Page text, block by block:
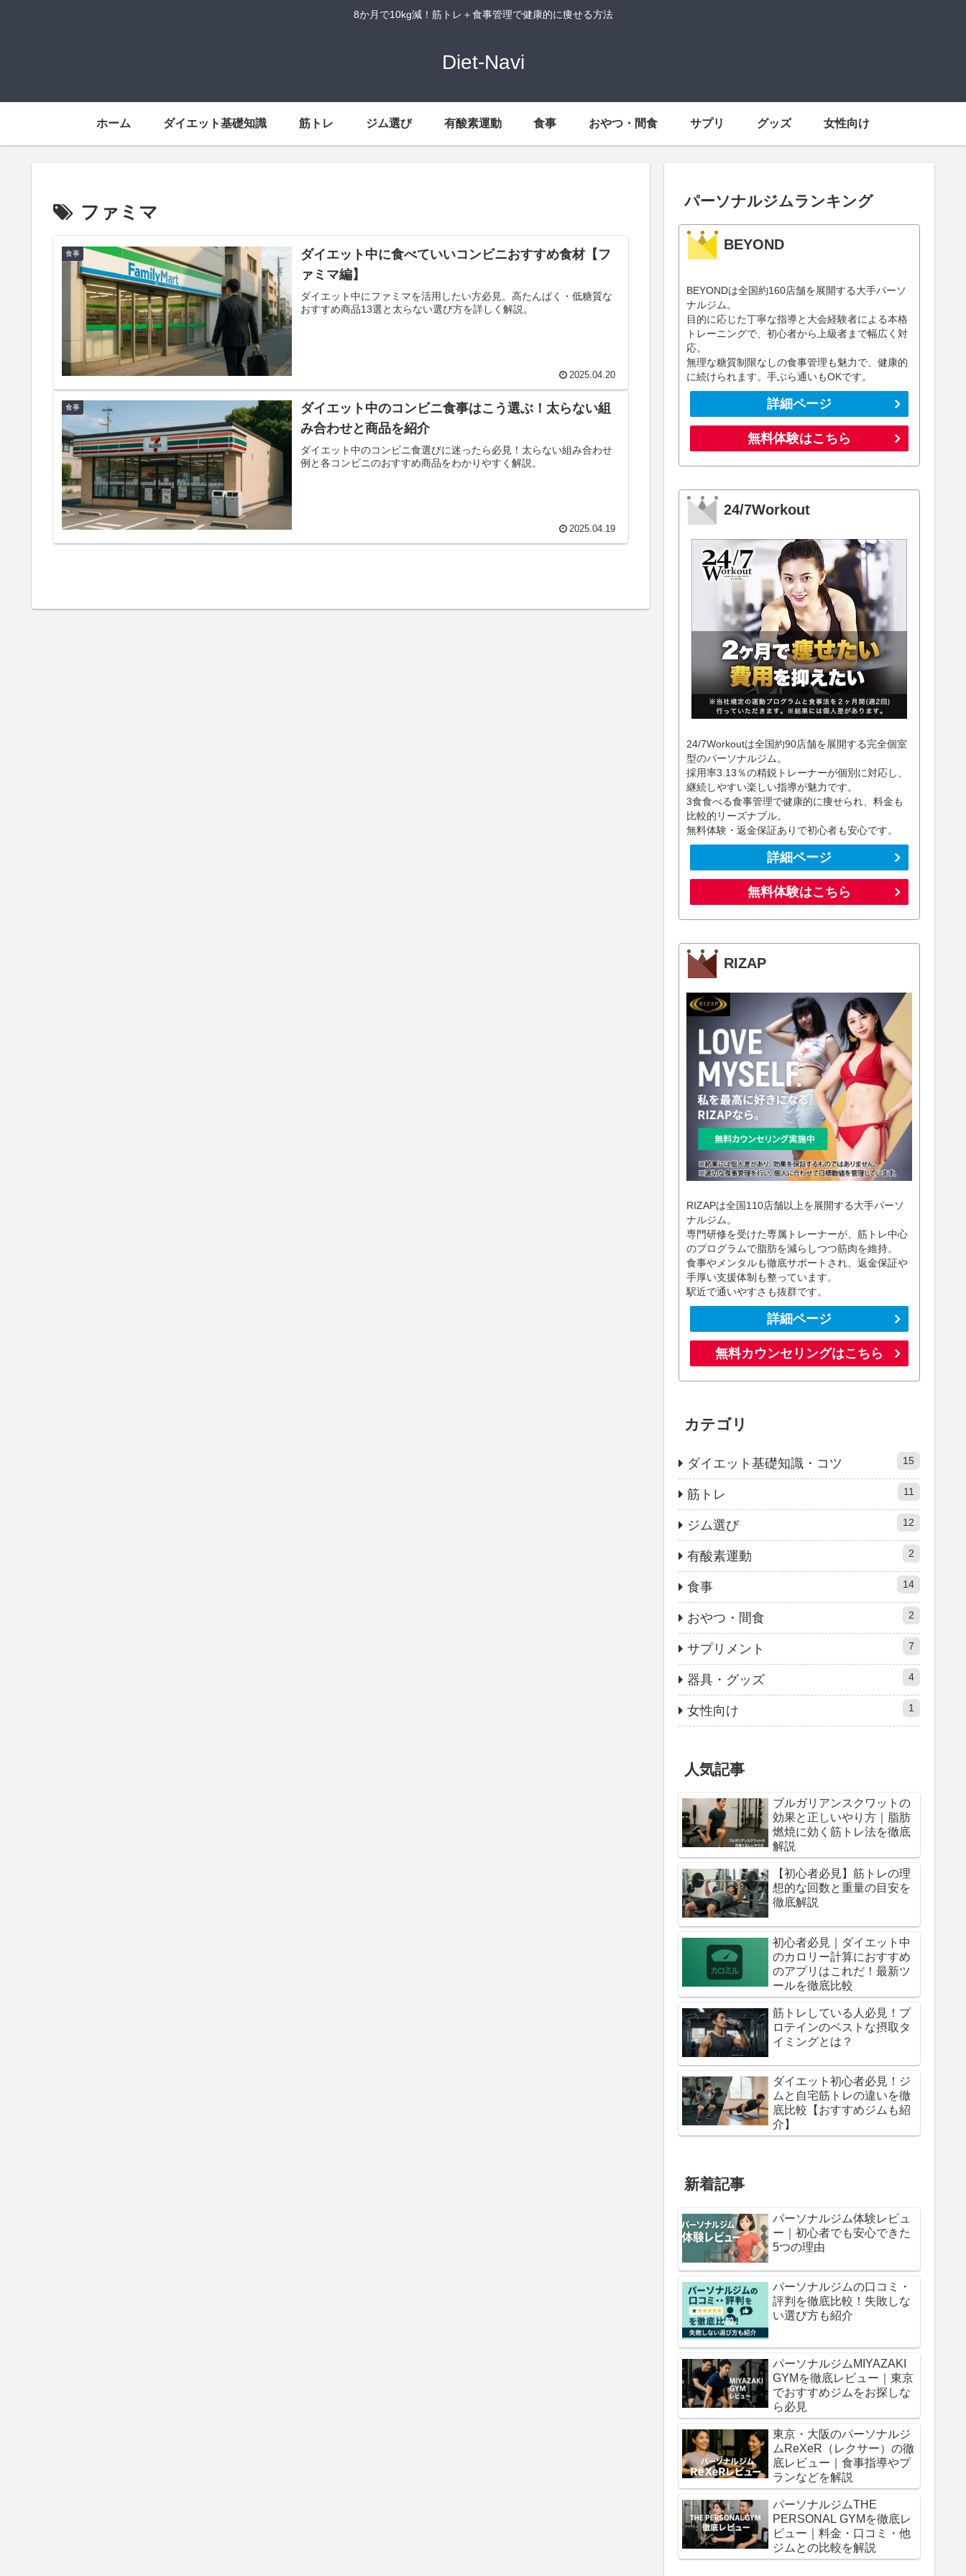
8か月で10kg減！筋トレ＋食事管理で健康的に痩せる方法
Diet-Navi
ホーム ダイエット基礎知識 筋トレ ジム選び 有酸素運動 食事 おやつ・間食 サプリ グッズ 女性向け
ファミマ
食事
ダイエット中に食べていいコンビニおすすめ食材【フ
ァミマ編】
ダイエット中にファミマを活用したい方必見。高たんぱく・低糖質な
おすすめ商品13選と太らない選び方を詳しく解説。
2025.04.20
食事
ダイエット中のコンビニ食事はこう選ぶ！太らない組
み合わせと商品を紹介
ダイエット中のコンビニ食選びに迷ったら必見！太らない組み合わせ
例と各コンビニのおすすめ商品をわかりやすく解説。
2025.04.19
パーソナルジムランキング
BEYOND
BEYONDは全国約160店舗を展開する大手パーソ
ナルジム。
目的に応じた丁寧な指導と大会経験者による本格
トレーニングで、初心者から上級者まで幅広く対
応。
無理な糖質制限なしの食事管理も魅力で、健康的
に続けられます。手ぶら通いもOKです。
詳細ページ
無料体験はこちら
24/7Workout
24/7Workoutは全国約90店舗を展開する完全個室
型のパーソナルジム。
採用率3.13％の精鋭トレーナーが個別に対応し、
継続しやすい楽しい指導が魅力です。
3食食べる食事管理で健康的に痩せられ、料金も
比較的リーズナブル。
無料体験・返金保証ありで初心者も安心です。
詳細ページ
無料体験はこちら
RIZAP
RIZAPは全国110店舗以上を展開する大手パーソ
ナルジム。
専門研修を受けた専属トレーナーが、筋トレ中心
のプログラムで脂肪を減らしつつ筋肉を維持。
食事やメンタルも徹底サポートされ、返金保証や
手厚い支援体制も整っています。
駅近で通いやすさも抜群です。
詳細ページ
無料カウンセリングはこちら
カテゴリ
ダイエット基礎知識・コツ 15
筋トレ 11
ジム選び 12
有酸素運動 2
食事 14
おやつ・間食 2
サプリメント 7
器具・グッズ 4
女性向け 1
人気記事
ブルガリアンスクワットの
効果と正しいやり方｜脂肪
燃焼に効く筋トレ法を徹底
解説
【初心者必見】筋トレの理
想的な回数と重量の目安を
徹底解説
初心者必見｜ダイエット中
のカロリー計算におすすめ
のアプリはこれだ！最新ツ
ールを徹底比較
筋トレしている人必見！プ
ロテインのベストな摂取タ
イミングとは？
ダイエット初心者必見！ジ
ムと自宅筋トレの違いを徹
底比較【おすすめジムも紹
介】
新着記事
パーソナルジム体験レビュ
ー｜初心者でも安心できた
5つの理由
パーソナルジムの口コミ・
評判を徹底比較！失敗しな
い選び方も紹介
パーソナルジムMIYAZAKI
GYMを徹底レビュー｜東京
でおすすめジムをお探しな
ら必見
東京・大阪のパーソナルジ
ムReXeR（レクサー）の徹
底レビュー｜食事指導やプ
ランなどを解説
パーソナルジムTHE
PERSONAL GYMを徹底レ
ビュー｜料金・口コミ・他
ジムとの比較を解説